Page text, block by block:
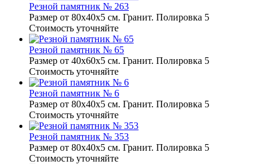
Резной памятник № 263
Размер от 80х40х5 см. Гранит. Полировка 5
Стоимость уточняйте
Резной памятник № 65
Размер от 40х60х5 см. Гранит. Полировка 5
Стоимость уточняйте
Резной памятник № 6
Размер от 80х40х5 см. Гранит. Полировка 5
Стоимость уточняйте
Резной памятник № 353
Размер от 80х40х5 см. Гранит. Полировка 5
Стоимость уточняйте